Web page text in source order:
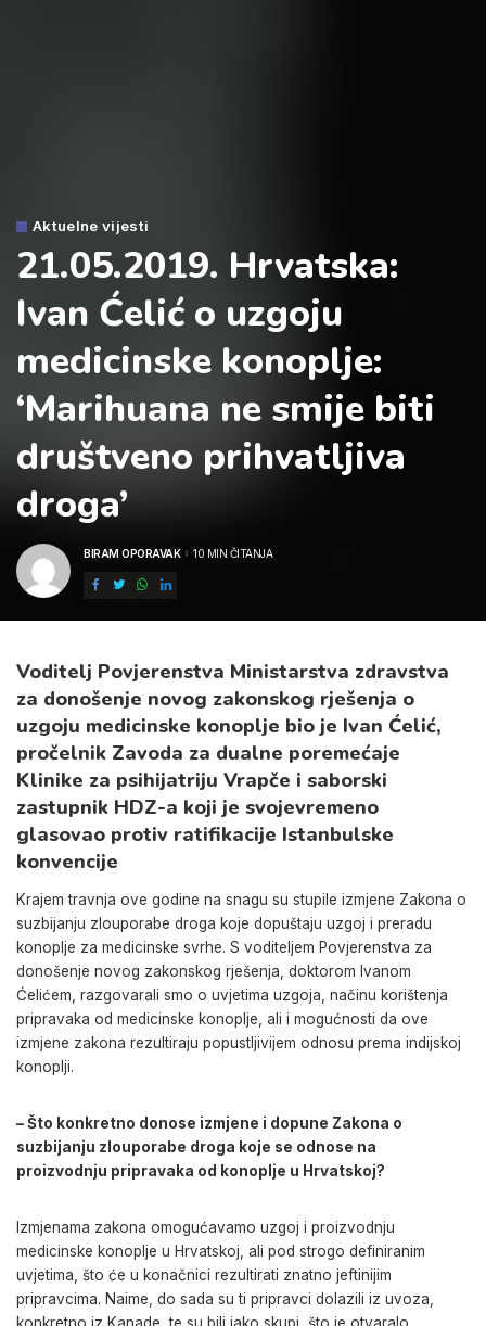
Aktuelne vijesti
21.05.2019. Hrvatska:
Ivan Ćelić o uzgoju
medicinske konoplje:
‘Marihuana ne smije biti
društveno prihvatljiva
droga’
POSTED
BIRAM OPORAVAK 10 MIN ČITANJA
Voditelj Povjerenstva Ministarstva zdravstva
za donošenje novog zakonskog rješenja o
uzgoju medicinske konoplje bio je Ivan Ćelić,
pročelnik Zavoda za dualne poremećaje
Klinike za psihijatriju Vrapče i saborski
zastupnik HDZ-a koji je svojevremeno
glasovao protiv ratifikacije Istanbulske
konvencije
Krajem travnja ove godine na snagu su stupile izmjene Zakona o
suzbijanju zlouporabe droga koje dopuštaju uzgoj i preradu
konoplje za medicinske svrhe. S voditeljem Povjerenstva za
donošenje novog zakonskog rješenja, doktorom Ivanom
Ćelićem, razgovarali smo o uvjetima uzgoja, načinu korištenja
pripravaka od medicinske konoplje, ali i mogućnosti da ove
izmjene zakona rezultiraju popustljivijem odnosu prema indijskoj
konoplji.
– Što konkretno donose izmjene i dopune Zakona o
suzbijanju zlouporabe droga koje se odnose na
proizvodnju pripravaka od konoplje u Hrvatskoj?
Izmjenama zakona omogućavamo uzgoj i proizvodnju
medicinske konoplje u Hrvatskoj, ali pod strogo definiranim
uvjetima, što će u konačnici rezultirati znatno jeftinijim
pripravcima. Naime, do sada su ti pripravci dolazili iz uvoza,